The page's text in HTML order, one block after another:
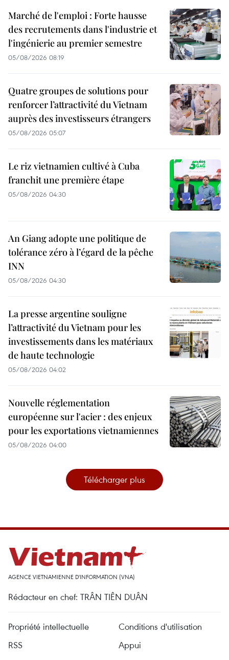
Marché de l'emploi : Forte hausse
des recrutements dans l'industrie et
l'ingénierie au premier semestre
05/08/2026 08:19
Quatre groupes de solutions pour
renforcer l’attractivité du Vietnam
auprès des investisseurs étrangers
05/08/2026 05:07
Le riz vietnamien cultivé à Cuba
franchit une première étape
05/08/2026 04:30
An Giang adopte une politique de
tolérance zéro à l’égard de la pêche
INN
05/08/2026 04:30
La presse argentine souligne
l’attractivité du Vietnam pour les
investissements dans les matériaux
de haute technologie
05/08/2026 04:02
Nouvelle réglementation
européenne sur l'acier : des enjeux
pour les exportations vietnamiennes
05/08/2026 04:00
Télécharger plus
AGENCE VIETNAMIENNE D'INFORMATION (VNA)
Rédacteur en chef: TRÂN TIÊN DUÂN
Propriété intellectuelle
Conditions d'utilisation
RSS
Appui